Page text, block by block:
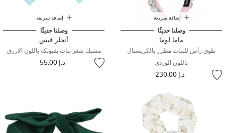
إضافة سريعة
وصلنا حديثًا
ماما لوما
طوق رأس للبنات مطرز بالكريستال
باللون الوردي
د.إ 230.00
إضافة سريعة
وصلنا حديثًا
أنجلز فيس
مشبك شعر بنات بفيونكة باللون الازرق
د.إ 55.00